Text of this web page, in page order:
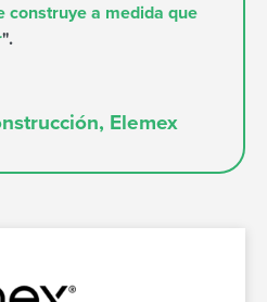
construye a medida que
".
Elemex